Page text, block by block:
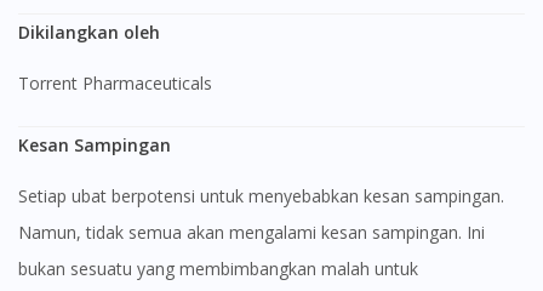
Dikilangkan oleh
Torrent Pharmaceuticals
Kesan Sampingan
Setiap ubat berpotensi untuk menyebabkan kesan sampingan.
Namun, tidak semua akan mengalami kesan sampingan. Ini
bukan sesuatu yang membimbangkan malah untuk